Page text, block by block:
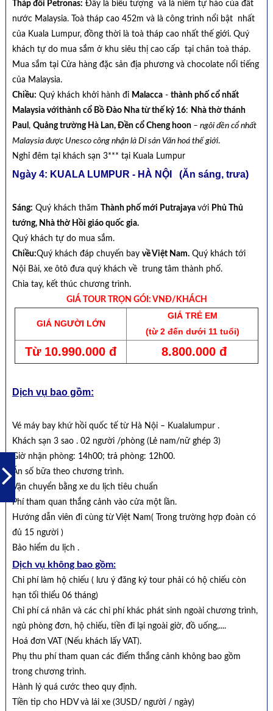
Tháp đôi Petronas: Đây là biểu tượng và là niềm tự hào của đất
nước Malaysia. Toà tháp cao 452m và là công trình nổi bật nhất
của Kuala Lumpur, đồng thời là toà tháp cao nhất thế giới. Quý
khách tự do mua sắm ở khu siêu thị cao cấp tại chân toà tháp.
Mua sắm tại Cửa hàng đặc sản địa phương và chocolate nổi tiếng
của Malaysia.
Chiều: Quý khách khởi hành đi Malacca- thành phố cổ nhất
Malaysia vớithành cổ Bồ Đào Nha từ thế kỷ 16: Nhà thờ thánh
Paul , Quảng trường Hà Lan, Đền cổ Cheng hoon – ngôi đền cổ nhất
Malaysia được Unesco công nhận là Di sản Văn hoá thế giới.
Nghỉ đêm tại khách sạn 3*** tại Kuala Lumpur
Ngày 4: KUALA LUMPUR - HÀ NỘI (Ăn sáng, trưa)
Sáng: Quý khách thăm Thành phố mới Putrajaya với Phủ Thủ
tướng, Nhà thờ Hồi giáo quốc gia.
Quý khách tự do mua sắm.
Chiều:Quý khách đáp chuyến bay về Việt Nam.Quý khách tới
Nội Bài, xe ôtô đưa quý khách về trung tâm thành phố.
Chia tay, kết thúc chương trình.
GIÁ TOUR TRỌN GÓI: VNĐ/KHÁCH
GIÁ NGƯỜI LỚN
GIÁ TRẺ EM
(từ 2 đến dưới 11 tuổi)
Từ 10.990.000 đ 8.800.000 đ
Dịch vụ bao gồm:
Vé máy bay khứ hồi quốc tế từ Hà Nội – Kualalumpur .
Khách sạn 3 sao . 02 người /phòng (Lẻ nam/nữ ghép 3)
Giờ nhận phòng: 14h00; trả phòng: 12h00.
Ăn số bữa theo chương trình.
Vận chuyển bằng xe du lịch tiêu chuẩn
Phí tham quan thắng cảnh vào cửa một lần.
Hướng dẫn viên đi cùng từ Việt Nam( Trong trường hợp đoàn có
đủ 15 người )
Bảo hiểm du lịch .
Dịch vụ không bao gồm:
Chi phí làm hộ chiếu ( lưu ý đăng ký tour phải có hộ chiếu còn
hạn tối thiểu 06 tháng)
Chi phí cá nhân và các chi phí khác phát sinh ngoài chương trình,
ngủ phòng đơn, hộ chiếu, tiền đi lại ngoài giờ, đồ uống,....
Hoá đơn VAT (Nếu khách lấy VAT).
Phụ thu phí tham quan các điểm thắng cảnh không bao gồm
trong chương trình.
Hành lý quá cước theo quy định.
Tiền tip cho HDV và lái xe (3USD/ người / ngày)